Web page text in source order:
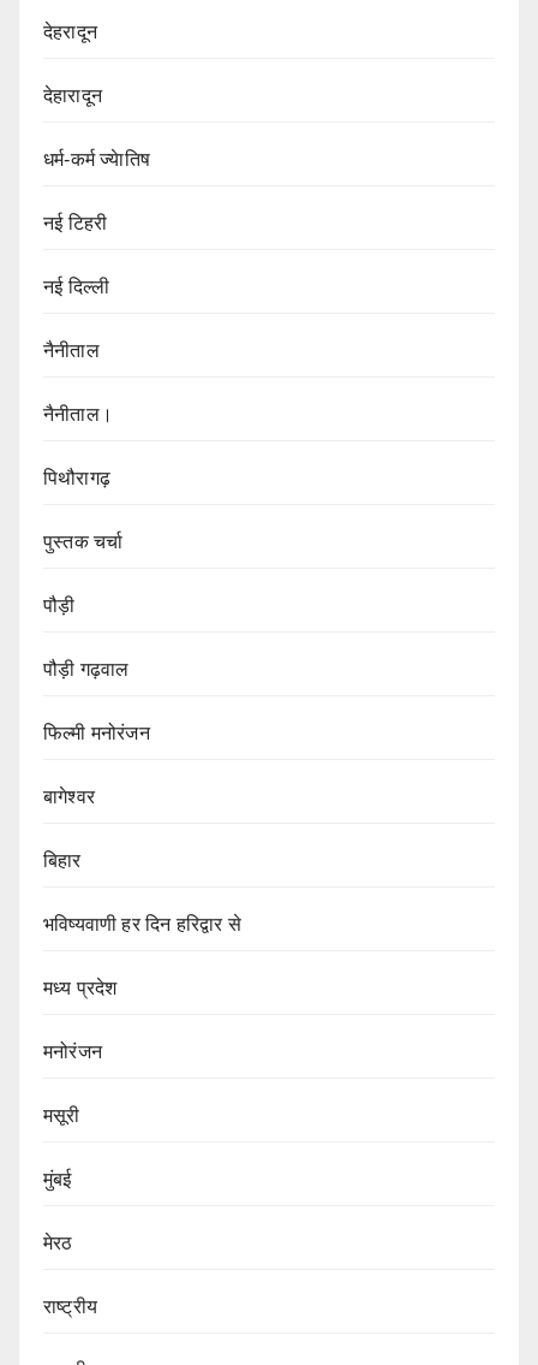
देहरादून
देहारादून
धर्म-कर्म ज्येातिष
नई टिहरी
नई दिल्ली
नैनीताल
नैनीताल।
पिथौरागढ़
पुस्तक चर्चा
पौड़ी
पौड़ी गढ़वाल
फिल्मी मनोरंजन
बागेश्वर
बिहार
भविष्यवाणी हर दिन हरिद्वार से
मध्य प्रदेश
मनोरंजन
मसूरी
मुंबई
मेरठ
राष्ट्रीय